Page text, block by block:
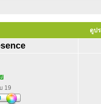
ดูป
19